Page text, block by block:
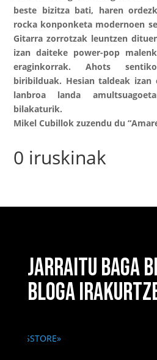
beste bizitza bati, haren
rocka konponketa modernoen
Gitarra zorrotzak leuntzen
izan daiteke power-pop
eraginkorrak. Ahots
biribilduak. Hesian taldeak izan
lanbroa landa
bilakaturik.
Mikel Cubillok zuzendu du
0 iruskinak
JARRAITU BAGA
BLOGA